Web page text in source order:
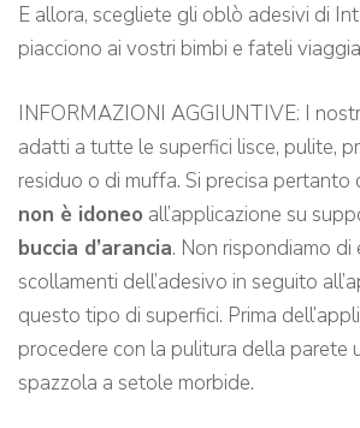
E allora, scegliete gli oblò adesivi di
piacciono ai vostri bimbi e fateli
INFORMAZIONI AGGIUNTIVE: I
adatti a tutte le superfici lisce, pulite,
residuo o di muffa. Si precisa
non è idoneo all’applicazione su
buccia d’arancia. Non rispondiamo di
scollamenti dell’adesivo in seguito
questo tipo di superfici. Prima
procedere con la pulitura della parete
spazzola a setole morbide.